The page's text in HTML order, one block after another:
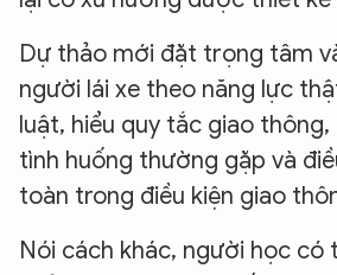
Dự thảo mới đặt trọng tâm
người lái xe theo năng lực
luật, hiểu quy tắc giao
tình huống thường gặp và
toàn trong điều kiện giao
Nói cách khác, người học có